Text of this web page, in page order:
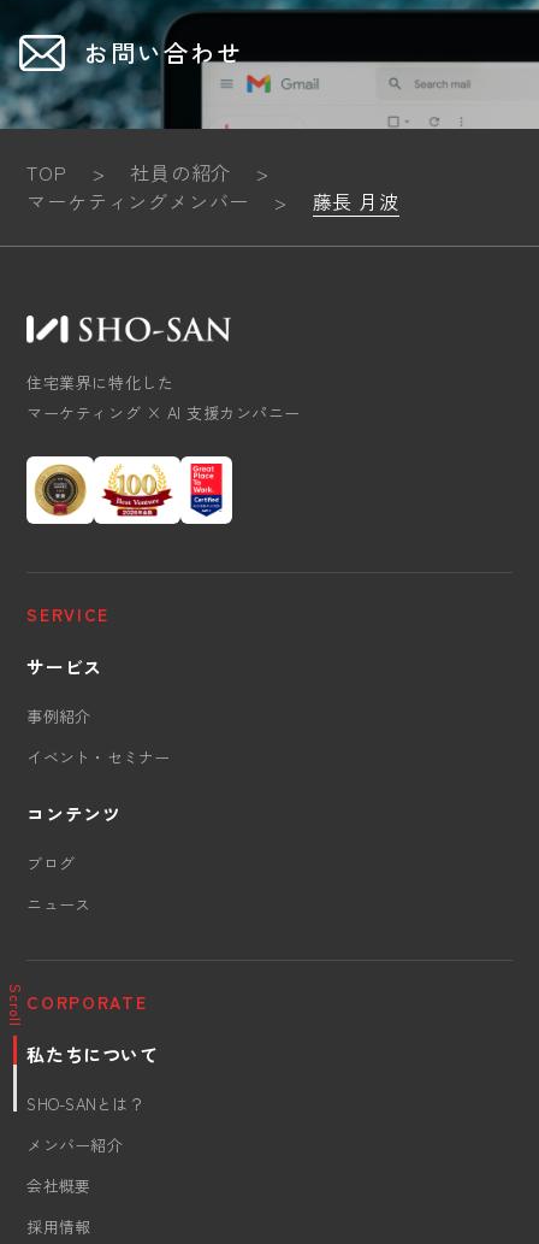
Scroll
お問い合わせ
TOP > 社員の紹介
>
マーケティングメンバー
> 藤長 月波
住宅業界に特化した
マーケティング × AI 支援カンパニー
SERVICE
サービス
事例紹介
イベント・セミナー
コンテンツ
ブログ
ニュース
CORPORATE
私たちについて
SHO-SANとは？
メンバー紹介
会社概要
採用情報